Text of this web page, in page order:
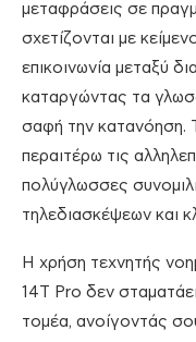
μεταφράσεις σε
σχετίζονται με
επικοινωνία μεταξύ
καταργώντας τα
σαφή την κατανόηση.
περαιτέρω τις
πολύγλωσσες
τηλεδιασκέψεων και
Η χρήση τεχνητής
14T Pro δεν
τομέα, ανοίγοντάς